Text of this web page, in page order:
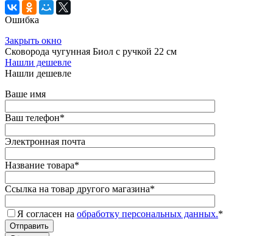
Ошибка
Закрыть окно
Сковорода чугунная Биол с ручкой 22 см
Нашли дешевле
Нашли дешевле
Ваше имя
Ваш телефон*
Электронная почта
Название товара*
Ссылка на товар другого магазина*
Я согласен на обработку персональных данных.*